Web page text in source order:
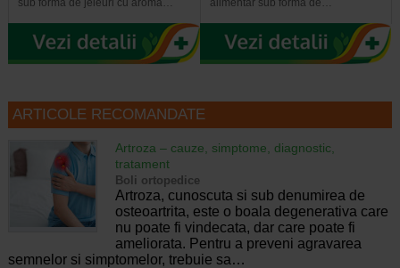
sub forma de jeleuri cu aroma…
alimentar sub forma de…
ARTICOLE RECOMANDATE
Artroza – cauze, simptome, diagnostic,
tratament
Boli ortopedice
Artroza, cunoscuta si sub denumirea de
osteoartrita, este o boala degenerativa care
nu poate fi vindecata, dar care poate fi
ameliorata. Pentru a preveni agravarea
semnelor si simptomelor, trebuie sa…